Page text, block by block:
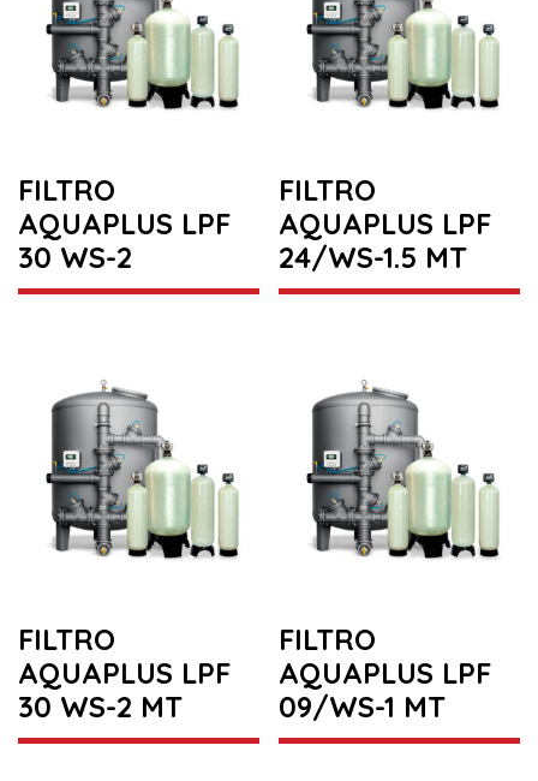
FILTRO
AQUAPLUS LPF
30 WS-2
FILTRO
AQUAPLUS LPF
24/WS-1.5 MT
FILTRO
AQUAPLUS LPF
30 WS-2 MT
FILTRO
AQUAPLUS LPF
09/WS-1 MT